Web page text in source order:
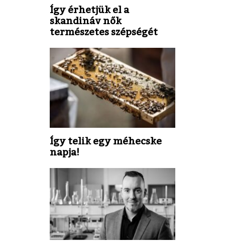
Így érhetjük el a
skandináv nők
természetes szépségét
Így telik egy méhecske
napja!